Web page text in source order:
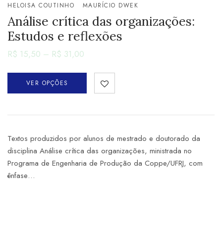
HELOISA COUTINHO MAURÍCIO DWEK
Análise crítica das organizações:
Estudos e reflexões
R$ 15,50 – R$ 31,00
VER OPÇÕES
Textos produzidos por alunos de mestrado e doutorado da
disciplina Análise crítica das organizações, ministrada no
Programa de Engenharia de Produção da Coppe/UFRJ, com
ênfase…